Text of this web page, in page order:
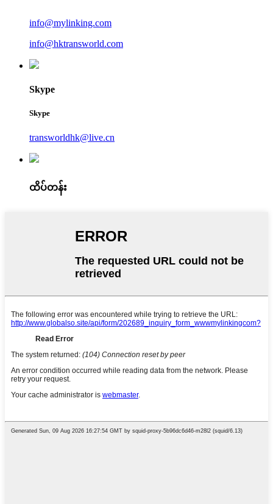
info@mylinking.com
info@hktransworld.com
Skype
Skype
transworldhk@live.cn
ထိပ်တန်း